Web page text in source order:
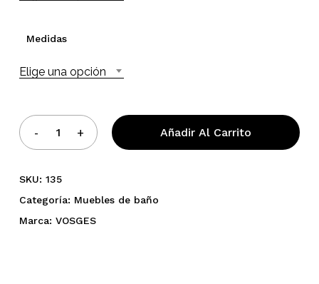
Medidas
Elige una opción
Añadir Al Carrito
SKU: 135
Categoría: Muebles de baño
Marca: VOSGES